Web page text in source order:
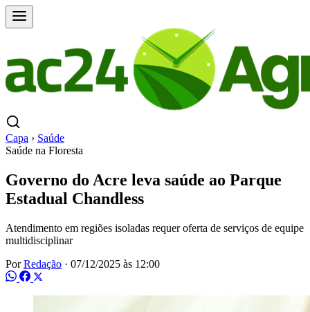
Capa › Saúde
Saúde na Floresta
Governo do Acre leva saúde ao Parque
Estadual Chandless
Atendimento em regiões isoladas requer oferta de serviços de equipe
multidisciplinar
PorRedação · 07/12/2025 às 12:00